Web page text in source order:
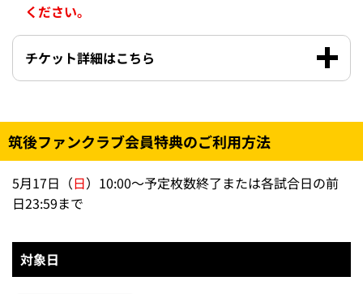
会員でない方はこちら
※当企画チケットではない通常の「内野指定席A」をご購
入いただいても、特典は付いておりませんので、ご注意
ください。